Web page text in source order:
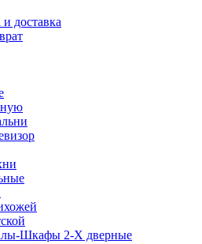
доставка
Шкафы 2-Х дверные